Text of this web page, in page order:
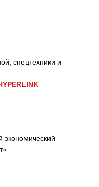
спецтехники и
экономический